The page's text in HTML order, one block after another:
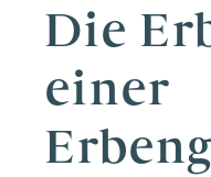
Die
einer